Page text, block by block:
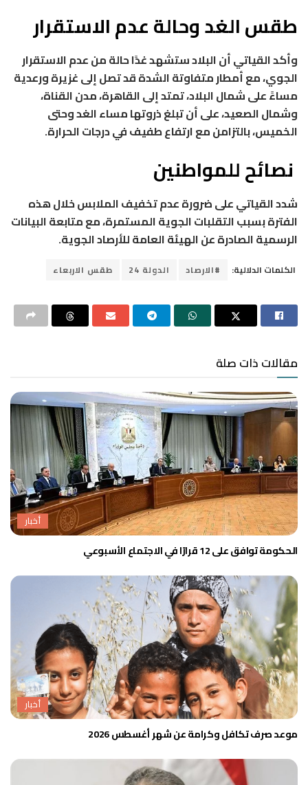
طقس الغد وحالة عدم الاستقرار
وأكد القياتي أن البلاد ستشهد غدًا حالة من عدم الاستقرار
الجوي، مع أمطار متفاوتة الشدة قد تصل إلى غزيرة ورعدية
مساءً على شمال البلاد، تمتد إلى القاهرة، مدن القناة،
وشمال الصعيد، على أن تبلغ ذروتها مساء الغد وحتى
الخميس، بالتزامن مع ارتفاع طفيف في درجات الحرارة.
نصائح للمواطنين
شدد القياتي على ضرورة عدم تخفيف الملابس خلال هذه
الفترة بسبب التقلبات الجوية المستمرة، مع متابعة البيانات
الرسمية الصادرة عن الهيئة العامة للأرصاد الجوية.
الكلمات الدلالية: #الارصاد الدولة 24 طقس الاربعاء
مقالات ذات صلة
أخبار
الحكومة توافق على 12 قرارًا في الاجتماع الأسبوعي
أخبار
موعد صرف تكافل وكرامة عن شهر أغسطس 2026